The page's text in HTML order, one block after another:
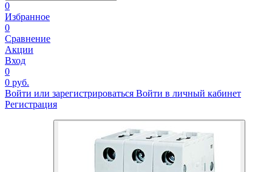
0
Избранное
0
Сравнение
Акции
Вход
0
0 руб.
Войти или зарегистрироваться Войти в личный кабинет
Регистрация